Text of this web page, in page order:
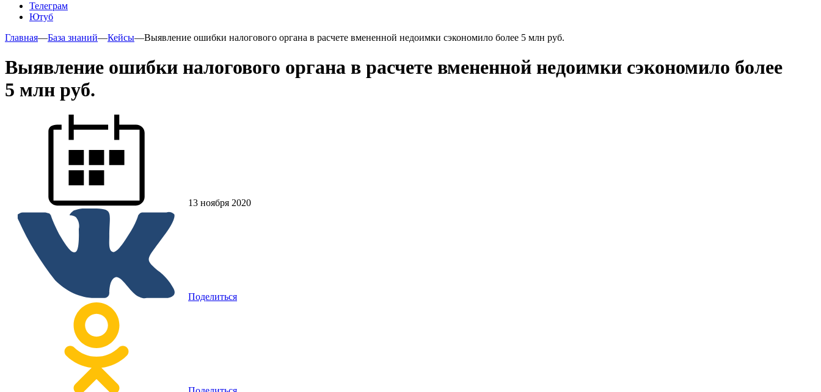
Телеграм
Ютуб
Главная—База знаний—Кейсы—Выявление ошибки налогового органа в расчете вмененной недоимки сэкономило более 5 млн руб.
Выявление ошибки налогового органа в расчете вмененной недоимки сэкономило более
5 млн руб.
13 ноября 2020
Поделиться